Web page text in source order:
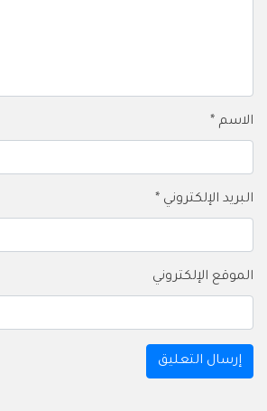
الاسم *
البريد الإلكتروني *
الموقع الإلكتروني